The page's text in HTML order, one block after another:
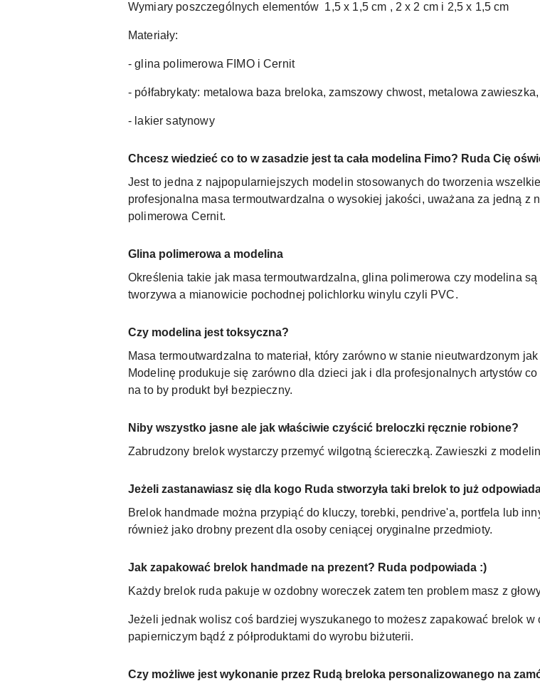
Wymiary poszczególnych elementów 1,5 x 1,5 cm , 2 x 2 cm i 2,5 x 1,5 cm
Materiały:
- glina polimerowa FIMO i Cernit
- półfabrykaty: metalowa baza breloka, zamszowy chwost, metalowa
- lakier satynowy
Chcesz wiedzieć co to w zasadzie jest ta cała modelina Fimo? Ruda Cię
Jest to jedna z najpopularniejszych modelin stosowanych do tworzenia
profesjonalna masa termoutwardzalna o wysokiej jakości, uważana za jedną z
polimerowa Cernit.
Glina polimerowa a modelina
Określenia takie jak masa termoutwardzalna, glina polimerowa czy modelina
tworzywa a mianowicie pochodnej polichlorku winylu czyli PVC.
Czy modelina jest toksyczna?
Masa termoutwardzalna to materiał, który zarówno w stanie nieutwardzonym
Modelinę produkuje się zarówno dla dzieci jak i dla profesjonalnych artystów
na to by produkt był bezpieczny.
Niby wszystko jasne ale jak właściwie czyścić breloczki ręcznie robione?
Zabrudzony brelok wystarczy przemyć wilgotną ściereczką. Zawieszki z
Jeżeli zastanawiasz się dla kogo Ruda stworzyła taki brelok to już
Brelok handmade można przypiąć do kluczy, torebki, pendrive'a, portfela lub
również jako drobny prezent dla osoby ceniącej oryginalne przedmioty.
Jak zapakować brelok handmade na prezent? Ruda podpowiada :)
Każdy brelok ruda pakuje w ozdobny woreczek zatem ten problem masz z
Jeżeli jednak wolisz coś bardziej wyszukanego to możesz zapakować brelok w
papierniczym bądź z półproduktami do wyrobu biżuterii.
Czy możliwe jest wykonanie przez Rudą breloka personalizowanego na